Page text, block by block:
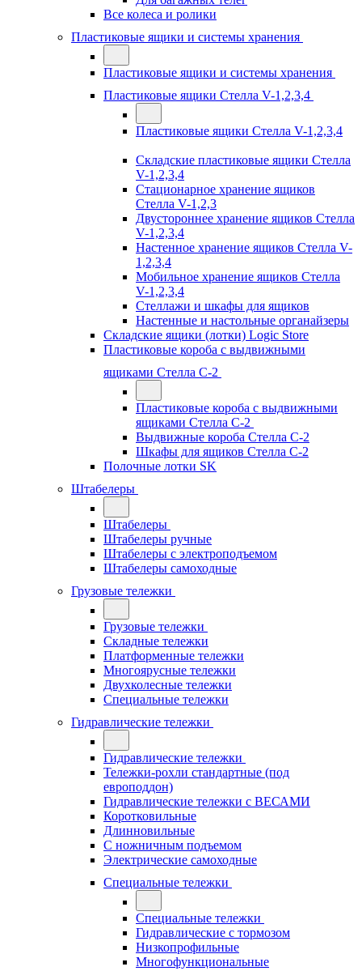
Все колеса и ролики
Пластиковые ящики и системы хранения
Пластиковые ящики и системы хранения
Пластиковые ящики Стелла V-1,2,3,4
Пластиковые ящики Стелла V-1,2,3,4
Складские пластиковые ящики Стелла
V-1,2,3,4
Стационарное хранение ящиков
Стелла V-1,2,3
Двустороннее хранение ящиков Стелла
V-1,2,3,4
Настенное хранение ящиков Стелла V-
1,2,3,4
Мобильное хранение ящиков Стелла
V-1,2,3,4
Стеллажи и шкафы для ящиков
Настенные и настольные органайзеры
Складские ящики (лотки) Logiс Store
Пластиковые короба с выдвижными
ящиками Стелла С-2
Пластиковые короба с выдвижными
ящиками Стелла С-2
Выдвижные короба Стелла С-2
Шкафы для ящиков Стелла С-2
Полочные лотки SK
Штабелеры
Штабелеры
Штабелеры ручные
Штабелеры с электроподъемом
Штабелеры самоходные
Грузовые тележки
Грузовые тележки
Складные тележки
Платформенные тележки
Многоярусные тележки
Двухколесные тележки
Специальные тележки
Гидравлические тележки
Гидравлические тележки
Тележки-рохли стандартные (под
европоддон)
Гидравлические тележки с ВЕСАМИ
Коротковильные
Длинновильные
С ножничным подъемом
Электрические самоходные
Специальные тележки
Специальные тележки
Гидравлические с тормозом
Низкопрофильные
Многофункциональные